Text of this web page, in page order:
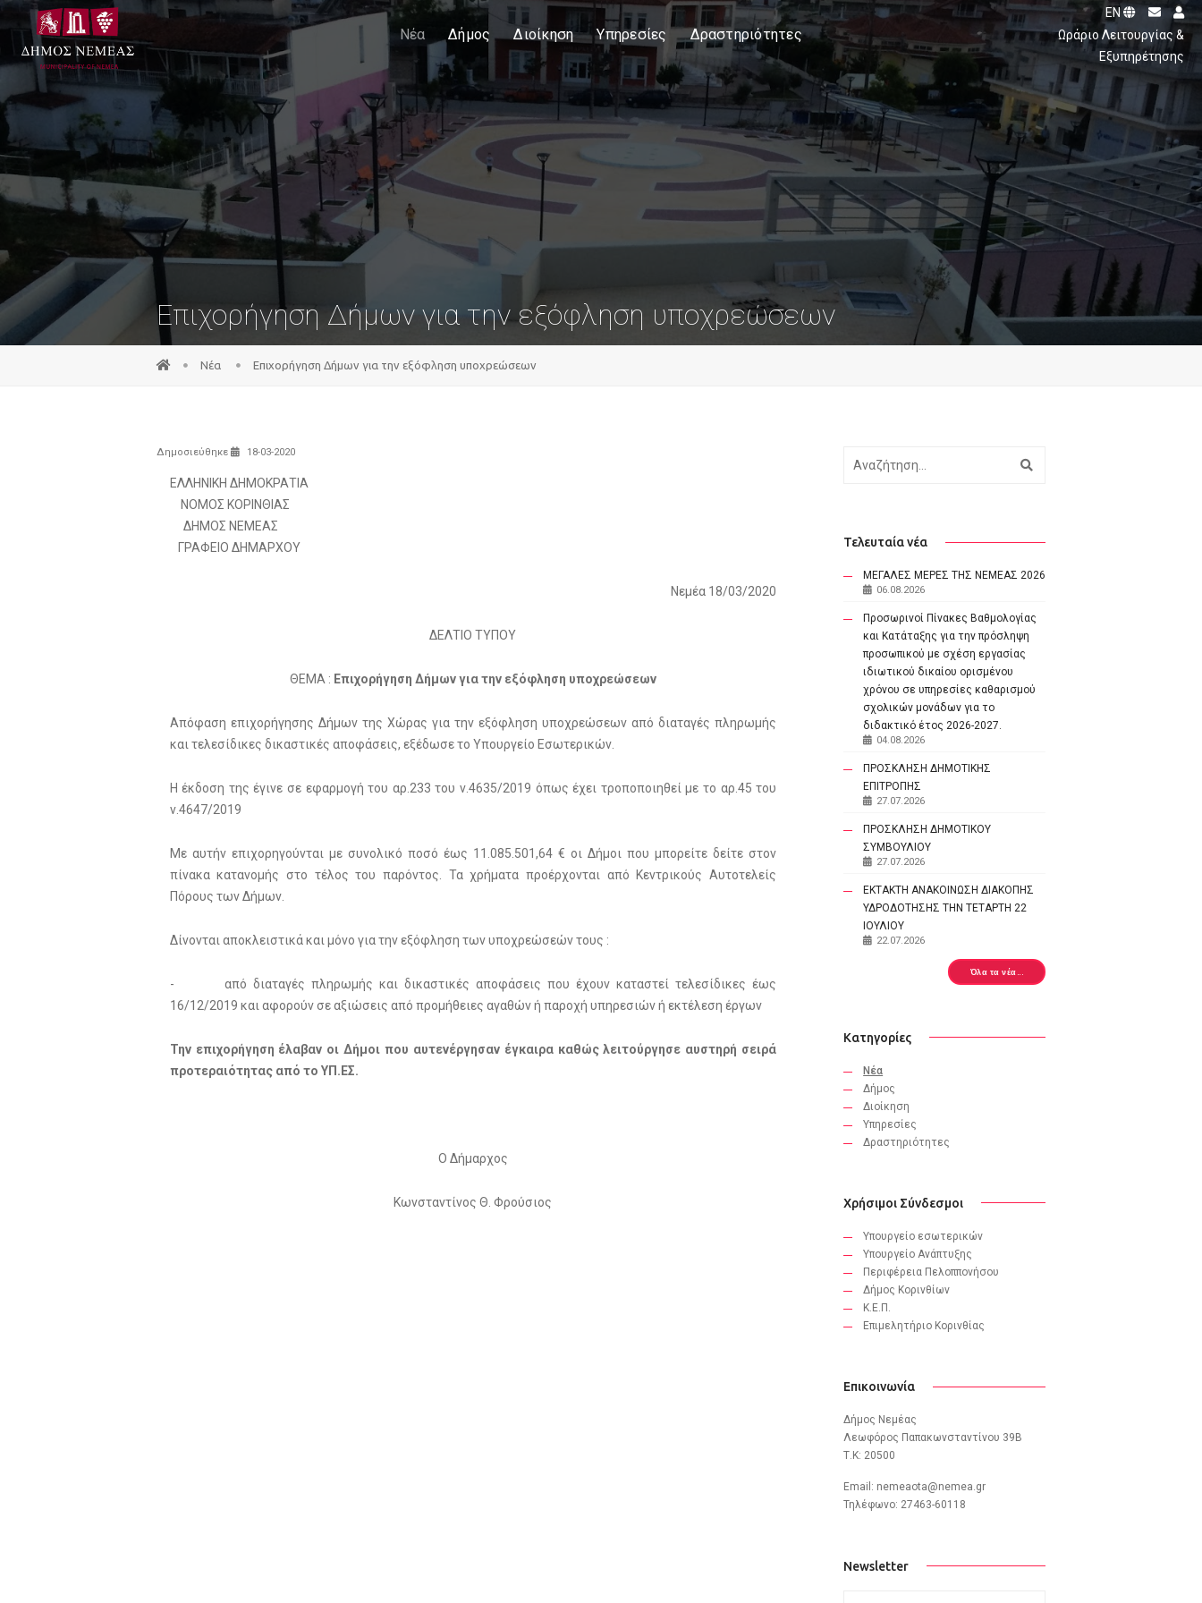
Νέα Δήμος Διοίκηση Υπηρεσίες Δραστηριότητες
EN
Ωράριο Λειτουργίας &
Εξυπηρέτησης
Επιχορήγηση Δήμων για την εξόφληση υποχρεώσεων
Νέα Επιχορήγηση Δήμων για την εξόφληση υποχρεώσεων
Δημοσιεύθηκε 18-03-2020
ΕΛΛΗΝΙΚΗ ΔΗΜΟΚΡΑΤΙΑ
ΝΟΜΟΣ ΚΟΡΙΝΘΙΑΣ
ΔΗΜΟΣ ΝΕΜΕΑΣ
ΓΡΑΦΕΙΟ ΔΗΜΑΡΧΟΥ
Νεμέα 18/03/2020
ΔΕΛΤΙΟ ΤΥΠΟΥ
ΘΕΜΑ : Επιχορήγηση Δήμων για την εξόφληση υποχρεώσεων
Απόφαση επιχορήγησης Δήμων της Χώρας για την εξόφληση υποχρεώσεων από διαταγές πληρωμής
και τελεσίδικες δικαστικές αποφάσεις, εξέδωσε το Υπουργείο Εσωτερικών.
Η έκδοση της έγινε σε εφαρμογή του αρ.233 του ν.4635/2019 όπως έχει τροποποιηθεί με το αρ.45 του
ν.4647/2019
Με αυτήν επιχορηγούνται με συνολικό ποσό έως 11.085.501,64 € οι Δήμοι που μπορείτε δείτε στον
πίνακα κατανομής στο τέλος του παρόντος. Τα χρήματα προέρχονται από Κεντρικούς Αυτοτελείς
Πόρους των Δήμων.
Δίνονται αποκλειστικά και μόνο για την εξόφληση των υποχρεώσεών τους :
- από διαταγές πληρωμής και δικαστικές αποφάσεις που έχουν καταστεί τελεσίδικες έως
16/12/2019 και αφορούν σε αξιώσεις από προμήθειες αγαθών ή παροχή υπηρεσιών ή εκτέλεση έργων
Την επιχορήγηση έλαβαν οι Δήμοι που αυτενέργησαν έγκαιρα καθώς λειτούργησε αυστηρή σειρά
προτεραιότητας από το ΥΠ.ΕΣ.
Ο Δήμαρχος
Κωνσταντίνος Θ. Φρούσιος
Τελευταία νέα
ΜΕΓΑΛΕΣ ΜΕΡΕΣ ΤΗΣ ΝΕΜΕΑΣ 2026
06.08.2026
Προσωρινοί Πίνακες Βαθμολογίας
και Κατάταξης για την πρόσληψη
προσωπικού με σχέση εργασίας
ιδιωτικού δικαίου ορισμένου
χρόνου σε υπηρεσίες καθαρισμού
σχολικών μονάδων για το
διδακτικό έτος 2026-2027.
04.08.2026
ΠΡΟΣΚΛΗΣΗ ΔΗΜΟΤΙΚΗΣ
ΕΠΙΤΡΟΠΗΣ
27.07.2026
ΠΡΟΣΚΛΗΣΗ ΔΗΜΟΤΙΚΟΥ
ΣΥΜΒΟΥΛΙΟΥ
27.07.2026
ΕΚΤΑΚΤΗ ΑΝΑΚΟΙΝΩΣΗ ΔΙΑΚΟΠΗΣ
ΥΔΡΟΔΟΤΗΣΗΣ ΤΗΝ ΤΕΤΑΡΤΗ 22
ΙΟΥΛΙΟΥ
22.07.2026
Όλα τα νέα...
Κατηγορίες
Νέα
Δήμος
Διοίκηση
Υπηρεσίες
Δραστηριότητες
Χρήσιμοι Σύνδεσμοι
Υπουργείο εσωτερικών
Υπουργείο Ανάπτυξης
Περιφέρεια Πελοππονήσου
Δήμος Κορινθίων
Κ.Ε.Π.
Eπιμελητήριο Κορινθίας
Επικοινωνία
Δήμος Νεμέας
Λεωφόρος Παπακωνσταντίνου 39B
Τ.Κ: 20500
Email: nemeaota@nemea.gr
Τηλέφωνο: 27463-60118
Newsletter